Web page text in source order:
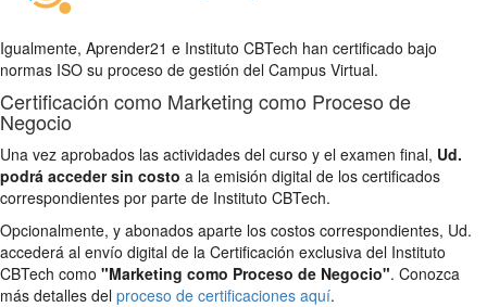
Igualmente, Aprender21 e Instituto CBTech han certificado bajo
normas ISO su proceso de gestión del Campus Virtual.
Certificación como Marketing como Proceso de
Negocio
Una vez aprobados las actividades del curso y el examen final, Ud.
podrá acceder sin costo a la emisión digital de los certificados
correspondientes por parte de Instituto CBTech.
Opcionalmente, y abonados aparte los costos correspondientes, Ud.
accederá al envío digital de la Certificación exclusiva del Instituto
CBTech como "Marketing como Proceso de Negocio". Conozca
más detalles del proceso de certificaciones aquí.